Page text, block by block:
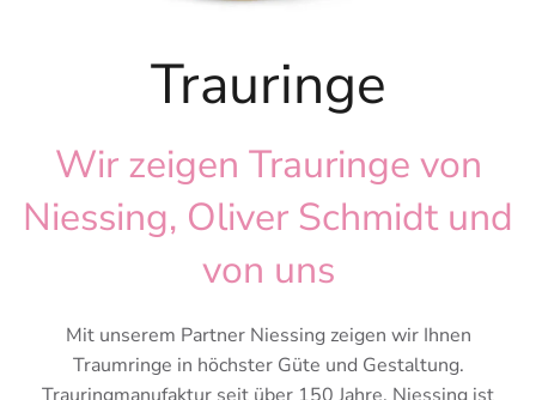
Trauringe
Wir zeigen Trauringe von
Niessing, Oliver Schmidt und
von uns
Mit unserem Partner Niessing zeigen wir Ihnen
Traumringe in höchster Güte und Gestaltung.